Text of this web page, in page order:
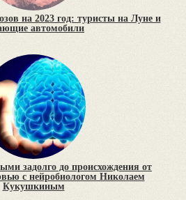
на 2023 год: туристы на Луне и
автомобили
задолго до происхождения от
с нейробиологом Николаем
Кукушкиным